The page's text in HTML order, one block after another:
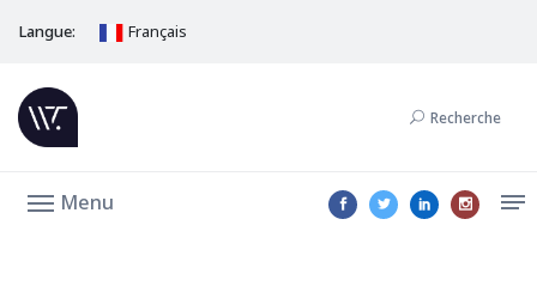
Langue: Français
Recherche
Menu